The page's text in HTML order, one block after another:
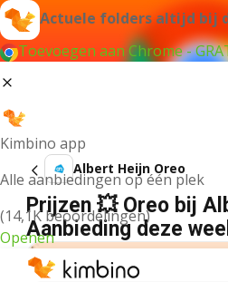
Actuele folders altijd bij
Toevoegen aan Chrome -
Kimbino app
Alle aanbiedingen op één plek
(14,1K beoordelingen)
Openen
Albert Heijn Oreo
Prijzen 💥 Oreo bij
Aanbieding deze